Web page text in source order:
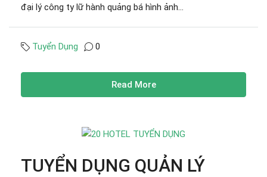
đại lý công ty lữ hành quảng bá hình ảnh...
Tuyển Dụng 0
Read More
TUYỂN DỤNG QUẢN LÝ